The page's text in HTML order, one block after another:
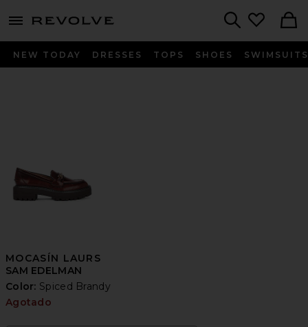
menu - shows more content
NEW TODAY DRESSES TOPS SHOES SWIMSUITS
MOCASÍN LAURS
SAM EDELMAN
Color: Spiced Brandy
Agotado